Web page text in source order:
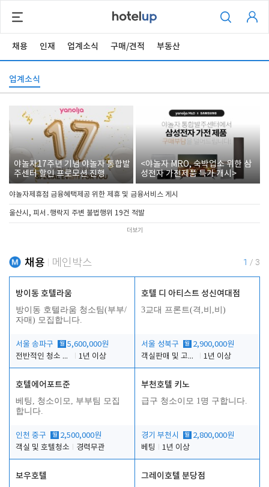
채용 인재 업계소식 구매/견적 부동산
업계소식
야놀자17주년 기념 야놀자 통합발
주센터 할인 프로모션 진행
<야놀자 MRO, 숙박업소 위한 삼
성전자 가전제품 특가 개시>
야놀자제휴점 금융혜택제공 위한 제휴 및 금융서비스 게시
울산시, 피서․행락지 주변 불법행위 19건 적발
더보기
채용 메인박스 1 / 3
방이동 호텔라움
방이동 호텔라움 청소팀(부부/
자매) 모집합니다.
서울 송파구 월 5,600,000원
전반적인 청소 업무(객실청소.객실정리)
1년 이상
호텔 디 아티스트 성신여대점
3교대 프론트(격,비,비)
서울 성북구 월 2,900,000원
객실판매 및 고객응대
1년 이상
호텔에어포트준
베팅, 청소이모, 부부팀 모집
합니다.
인천 중구 월 2,500,000원
객실 및 호텔청소
경력무관
부천호텔 키노
급구 청소이모 1명 구합니다.
경기 부천시 월 2,800,000원
베팅
1년 이상
보우호텔 그레이호텔 분당점